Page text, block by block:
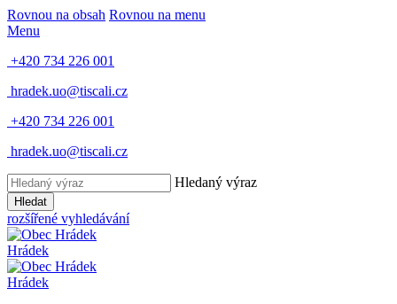
Rovnou na obsah Rovnou na menu
Menu
+420 734 226 001
hradek.uo@tiscali.cz
+420 734 226 001
hradek.uo@tiscali.cz
Hledaný výraz
Hledat
rozšířené vyhledávání
Hrádek
Hrádek